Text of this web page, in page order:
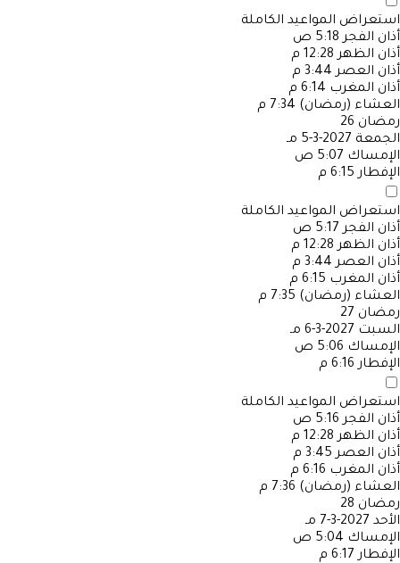
استعراض المواعيد الكاملة
أذان الفجر 5:18 ص
أذان الظهر 12:28 م
أذان العصر 3:44 م
أذان المغرب 6:14 م
العشاء (رمضان) 7:34 م
رمضان 26
الجمعة 2027-3-5 مـ
الإمساك 5:07 ص
الإفطار 6:15 م
استعراض المواعيد الكاملة
أذان الفجر 5:17 ص
أذان الظهر 12:28 م
أذان العصر 3:44 م
أذان المغرب 6:15 م
العشاء (رمضان) 7:35 م
رمضان 27
السبت 2027-3-6 مـ
الإمساك 5:06 ص
الإفطار 6:16 م
استعراض المواعيد الكاملة
أذان الفجر 5:16 ص
أذان الظهر 12:28 م
أذان العصر 3:45 م
أذان المغرب 6:16 م
العشاء (رمضان) 7:36 م
رمضان 28
الأحد 2027-3-7 مـ
الإمساك 5:04 ص
الإفطار 6:17 م